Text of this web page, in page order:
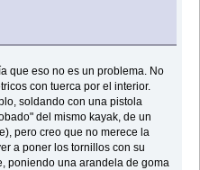
que eso no es un problema. No
con tuerca por el interior.
soldando con una pistola
del mismo kayak, de un
pero creo que no merece la
a poner los tornillos con su
poniendo una arandela de goma